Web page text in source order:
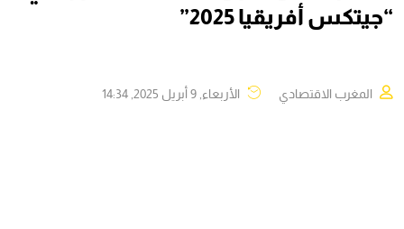
“جيتكس أفريقيا 2025”
المغرب الاقتصادي الأربعاء, 9 أبريل 2025, 14:34